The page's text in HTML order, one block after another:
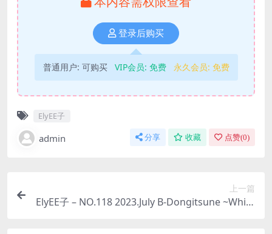
登录后购买
普通用户: 可购买 VIP会员: 免费 永久会员: 免费
ElyEE子
admin 分享 收藏 点赞(0)
上一篇
ElyEE子 – NO.118 2023.July B-Dongitsune ~White